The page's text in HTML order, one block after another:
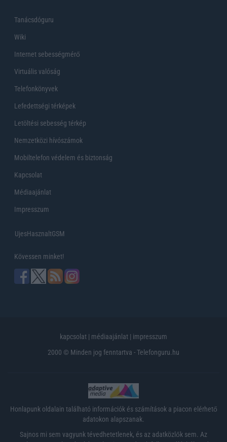
Tanácsdóguru
Wiki
Internet sebességmérő
Virtuális valóság
Telefonkönyvek
Lefedettségi térképek
Letöltési sebesség térkép
Nemzetközi hívószámok
Mobiltelefon védelem és biztonság
Kapcsolat
Médiaajánlat
Impresszum
UjesHasznaltGSM
Kövessen minket!
kapcsolat | médiaajánlat | impresszum
2000 © Minden jog fenntartva - Telefonguru.hu
Honlapunk oldalain található információk és számítások a piacon elérhető
adatokon alapszanak.
Sajnos mi sem vagyunk tévedhetetlenek, és az adatközlők sem. Az